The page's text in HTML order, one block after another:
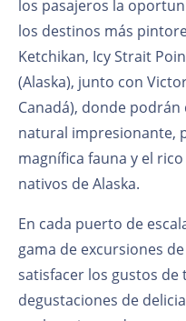
los pasajeros la
los destinos más
Ketchikan, Icy Strait
(Alaska), junto con
Canadá), donde
natural impresionante,
magnífica fauna y el
nativos de Alaska.
En cada puerto de
gama de excursiones
satisfacer los gustos
degustaciones de